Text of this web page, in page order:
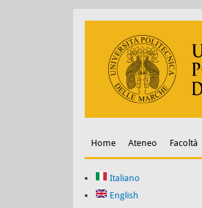
Home Ateneo Facoltà
Italiano
English